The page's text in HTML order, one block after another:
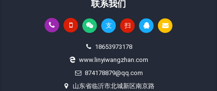
联系我们
支 扫
18653973178
www.linyiwangzhan.com
874178879@qq.com
山东省临沂市北城新区南京路